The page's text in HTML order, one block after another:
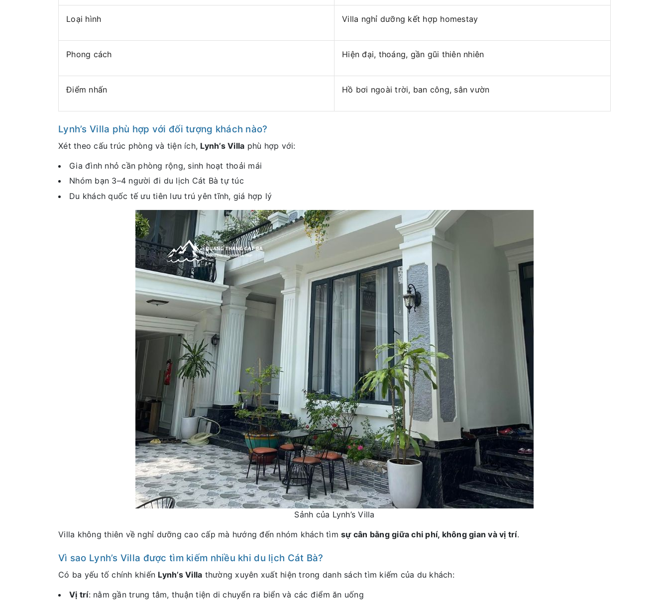
Loại hình Villa nghỉ dưỡng kết hợp homestay
Phong cách Hiện đại, thoáng, gần gũi thiên nhiên
Điểm nhấn Hồ bơi ngoài trời, ban công, sân vườn
Lynh’s Villa phù hợp với đối tượng khách nào?
Xét theo cấu trúc phòng và tiện ích, Lynh’s Villa phù hợp với:
Gia đình nhỏ cần phòng rộng, sinh hoạt thoải mái
Nhóm bạn 3–4 người đi du lịch Cát Bà tự túc
Du khách quốc tế ưu tiên lưu trú yên tĩnh, giá hợp lý
Sảnh của Lynh’s Villa
Villa không thiên về nghỉ dưỡng cao cấp mà hướng đến nhóm khách tìm sự cân bằng giữa chi phí, không gian và vị trí.
Vì sao Lynh’s Villa được tìm kiếm nhiều khi du lịch Cát Bà?
Có ba yếu tố chính khiến Lynh’s Villa thường xuyên xuất hiện trong danh sách tìm kiếm của du khách:
Vị trí: nằm gần trung tâm, thuận tiện di chuyển ra biển và các điểm ăn uống